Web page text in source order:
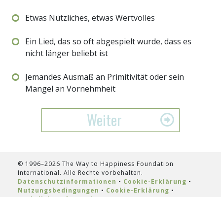
Etwas Nützliches, etwas Wertvolles
Ein Lied, das so oft abgespielt wurde, dass es
nicht länger beliebt ist
Jemandes Ausmaß an Primitivität oder sein
Mangel an Vornehmheit
Weiter
© 1996–2026 The Way to Happiness Foundation
International. Alle Rechte vorbehalten.
Datenschutzinformationen • Cookie-Erklärung •
Nutzungsbedingungen • Cookie-Erklärung •